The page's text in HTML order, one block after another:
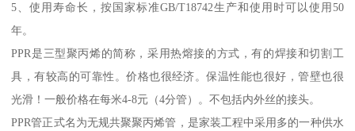
5、使用寿命长，按国家标准GB/T18742生产和使用时可以使用50
年。
PPR是三型聚丙烯的简称，采用热熔接的方式，有的焊接和切割工
具，有较高的可靠性。价格也很经济。保温性能也很好，管壁也很
光滑！一般价格在每米4-8元（4分管）。不包括内外丝的接头。
PPR管正式名为无规共聚聚丙烯管，是家装工程中采用多的一种供水